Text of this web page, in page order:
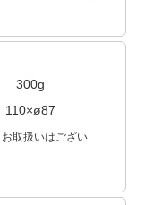
300g
110×ø87
お取扱いはござい